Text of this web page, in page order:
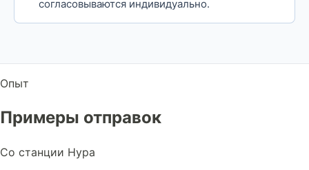
согласовываются индивидуально.
Опыт
Примеры отправок
Со станции Нура